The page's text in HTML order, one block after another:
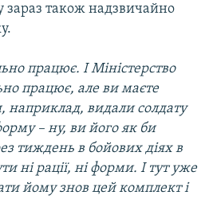
зараз також надзвичайно
працює. І Міністерство
працює, але ви маєте
наприклад, видали солдату
– ну, ви його як би
тиждень в бойових діях в
ні рації, ні форми. І тут уже
йому знов цей комплект і